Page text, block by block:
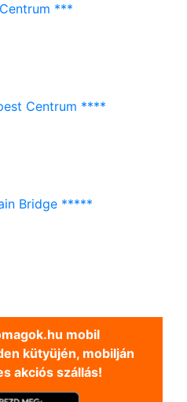
***
Centrum ****
Bridge *****
mobil
kütyüjén, mobilján
akciós szállás!